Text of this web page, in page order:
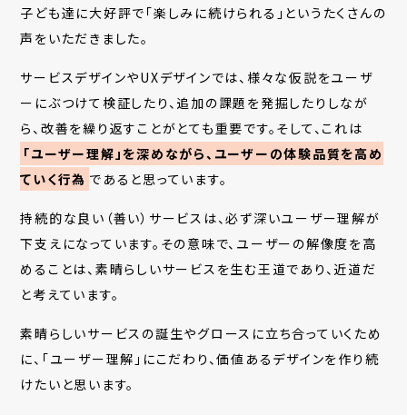
子ども達に大好評で「楽しみに続けられる」というたくさんの
声をいただきました。
サービスデザインやUXデザインでは、様々な仮説をユーザ
ーにぶつけて検証したり、追加の課題を発掘したりしなが
ら、改善を繰り返すことがとても重要です。そして、これは
「ユーザー理解」を深めながら、ユーザーの体験品質を高め
ていく行為 であると思っています。
持続的な良い（善い）サービスは、必ず深いユーザー理解が
下支えになっています。その意味で、ユーザーの解像度を高
めることは、素晴らしいサービスを生む王道であり、近道だ
と考えています。
素晴らしいサービスの誕生やグロースに立ち合っていくため
に、「ユーザー理解」にこだわり、価値あるデザインを作り続
けたいと思います。